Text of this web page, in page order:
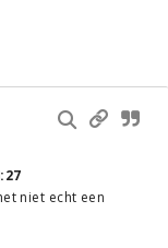
niet echt een